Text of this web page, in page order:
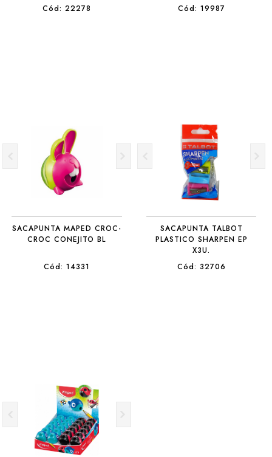
Cód: 22278
Cód: 19987
SACAPUNTA MAPED CROC-
CROC CONEJITO BL
Cód: 14331
SACAPUNTA TALBOT
PLASTICO SHARPEN EP
X3U.
Cód: 32706